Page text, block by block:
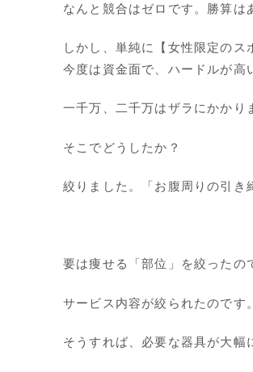
なんと競合はゼロです。勝算は
しかし、単純に【女性限定のス
今度は資金面で、ハードルが高
一千万、二千万はザラにかかり
そこでどうしたか？
絞りました。「お腹周りの引き
要は痩せる「部位」を絞ったの
サービス内容が絞られたのです。
そうすれば、必要な器具が大幅